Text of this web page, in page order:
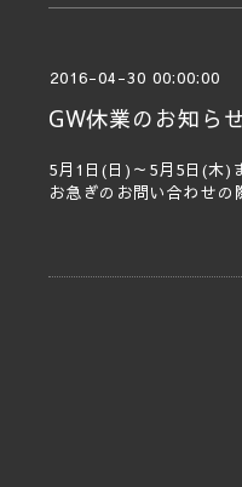
2016-04-30 00:00:00
GW休業のお知ら
5月1日(日)～5月5日(木)
お急ぎのお問い合わせの